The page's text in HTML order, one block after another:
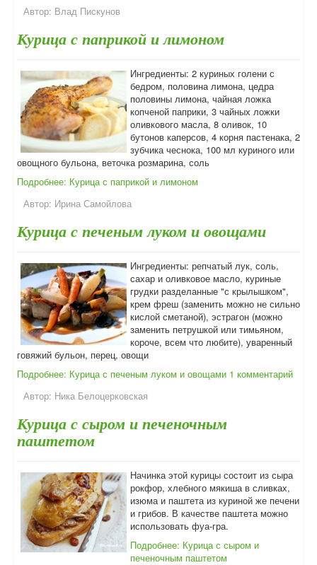
Автор: Влад Пискунов
Курица с паприкой и лимоном
Ингредиенты: 2 куриных голени с
бедром, половина лимона, цедра
половины лимона, чайная ложка
копченой паприки, 3 чайных ложки
оливкового масла, 8 оливок, 10
бутонов каперсов, 4 корня пастенака, 2
зубчика чеснока, 100 мл куриного или
овощного бульона, веточка розмарина, соль
Подробнее: Курица с паприкой и лимоном
Автор: Ирина Самойлова
Курица с печеным луком и овощами
Ингредиенты: репчатый лук, соль,
сахар и оливковое масло, куриные
грудки разделанные "с крылышком",
крем фреш (заменить можно не сильно
кислой сметаной), эстрагон (можно
заменить петрушкой или тимьяном,
короче, всем что любите), уваренный
говяжий бульон, перец, овощи
Подробнее: Курица с печеным луком и овощами 1 комментарий
Автор: Ника Белоцерковская
Курица с сыром и печеночным
паштетом
Начинка этой курицы состоит из сыра
рокфор, хлебного мякиша в сливках,
изюма и паштета из куриной же печени
и грибов. В качестве паштета можно
использовать фуа-гра.
Подробнее: Курица с сыром и
печеночным паштетом